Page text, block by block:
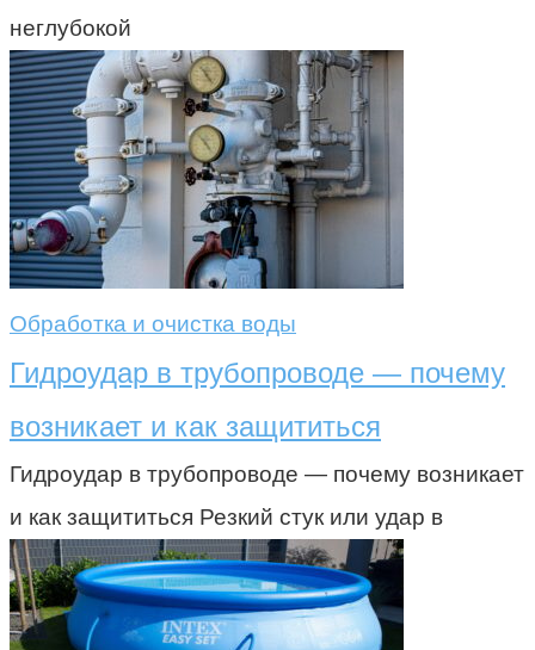
неглубокой
Обработка и очистка воды
Гидроудар в трубопроводе — почему
возникает и как защититься
Гидроудар в трубопроводе — почему возникает
и как защититься Резкий стук или удар в